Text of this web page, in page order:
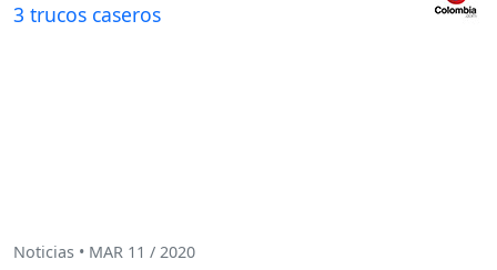
Noticias • MAR 11 / 2020